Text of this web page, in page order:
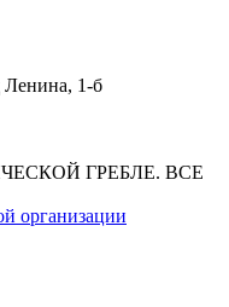
Ленина, 1-б
ГРЕБЛЕ. ВСЕ
организации